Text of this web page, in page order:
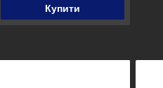
Купити